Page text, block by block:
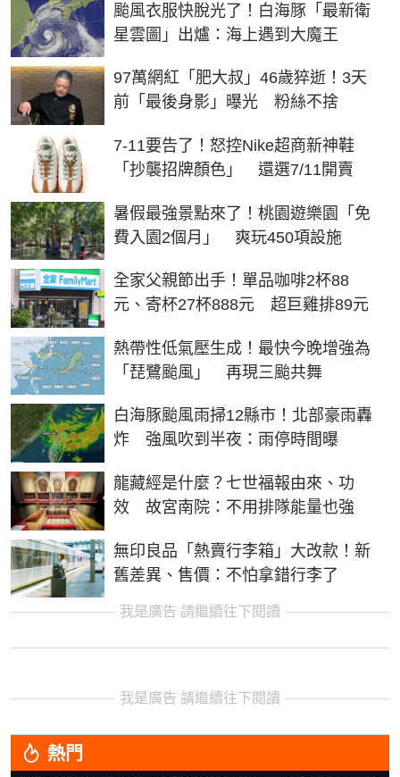
颱風衣服快脫光了！白海豚「最新衛
星雲圖」出爐：海上遇到大魔王
97萬網紅「肥大叔」46歲猝逝！3天
前「最後身影」曝光 粉絲不捨
7-11要告了！怒控Nike超商新神鞋
「抄襲招牌顏色」 還選7/11開賣
暑假最強景點來了！桃園遊樂園「免
費入園2個月」 爽玩450項設施
全家父親節出手！單品咖啡2杯88
元、寄杯27杯888元 超巨雞排89元
熱帶性低氣壓生成！最快今晚增強為
「琵鷺颱風」 再現三颱共舞
白海豚颱風雨掃12縣市！北部豪雨轟
炸 強風吹到半夜：雨停時間曝
龍藏經是什麼？七世福報由來、功
效 故宮南院：不用排隊能量也強
無印良品「熱賣行李箱」大改款！新
舊差異、售價：不怕拿錯行李了
我是廣告 請繼續往下閱讀
我是廣告 請繼續往下閱讀
熱門